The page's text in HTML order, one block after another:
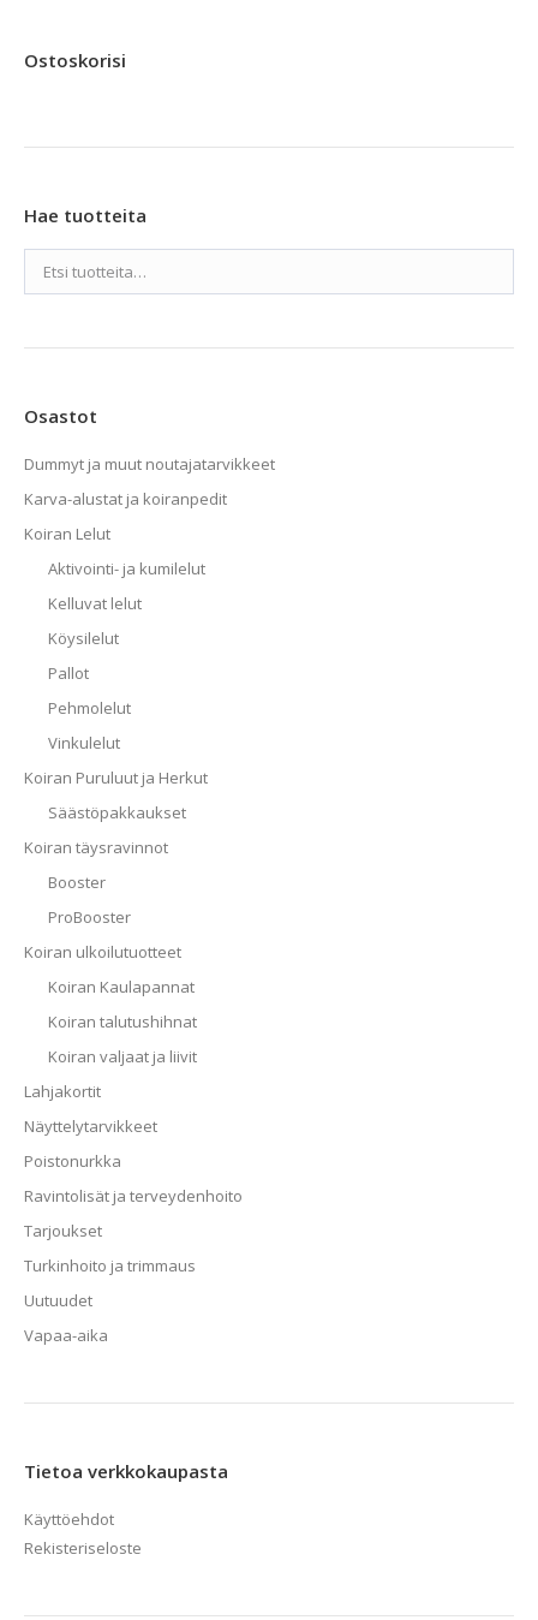
Ostoskorisi
Hae tuotteita
Osastot
Dummyt ja muut noutajatarvikkeet
Karva-alustat ja koiranpedit
Koiran Lelut
Aktivointi- ja kumilelut
Kelluvat lelut
Köysilelut
Pallot
Pehmolelut
Vinkulelut
Koiran Puruluut ja Herkut
Säästöpakkaukset
Koiran täysravinnot
Booster
ProBooster
Koiran ulkoilutuotteet
Koiran Kaulapannat
Koiran talutushihnat
Koiran valjaat ja liivit
Lahjakortit
Näyttelytarvikkeet
Poistonurkka
Ravintolisät ja terveydenhoito
Tarjoukset
Turkinhoito ja trimmaus
Uutuudet
Vapaa-aika
Tietoa verkkokaupasta
Käyttöehdot
Rekisteriseloste